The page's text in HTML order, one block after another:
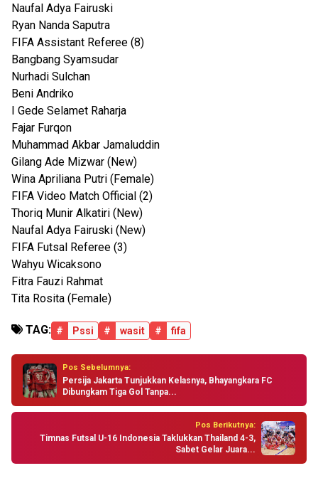
Naufal Adya Fairuski
Ryan Nanda Saputra
FIFA Assistant Referee (8)
Bangbang Syamsudar
Nurhadi Sulchan
Beni Andriko
I Gede Selamet Raharja
Fajar Furqon
Muhammad Akbar Jamaluddin
Gilang Ade Mizwar (New)
Wina Apriliana Putri (Female)
FIFA Video Match Official (2)
Thoriq Munir Alkatiri (New)
Naufal Adya Fairuski (New)
FIFA Futsal Referee (3)
Wahyu Wicaksono
Fitra Fauzi Rahmat
Tita Rosita (Female)
TAG: # Pssi # wasit # fifa
Pos Sebelumnya:
Persija Jakarta Tunjukkan Kelasnya, Bhayangkara FC
Dibungkam Tiga Gol Tanpa...
Pos Berikutnya:
Timnas Futsal U-16 Indonesia Taklukkan Thailand 4-3,
Sabet Gelar Juara...